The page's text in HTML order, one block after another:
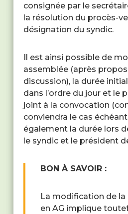
consignée par le
la résolution du procès-
désignation du syndic.
Il est ainsi possible de
assemblée (après
discussion), la durée
dans l’ordre du jour et le
joint à la convocation
conviendra le cas
également la durée lors
le syndic et le président
BON À SAVOIR :
La modification de
en AG implique